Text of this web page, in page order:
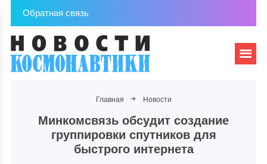
Обратная связь
Главная Новости
Минкомсвязь обсудит создание
группировки спутников для
быстрого интернета